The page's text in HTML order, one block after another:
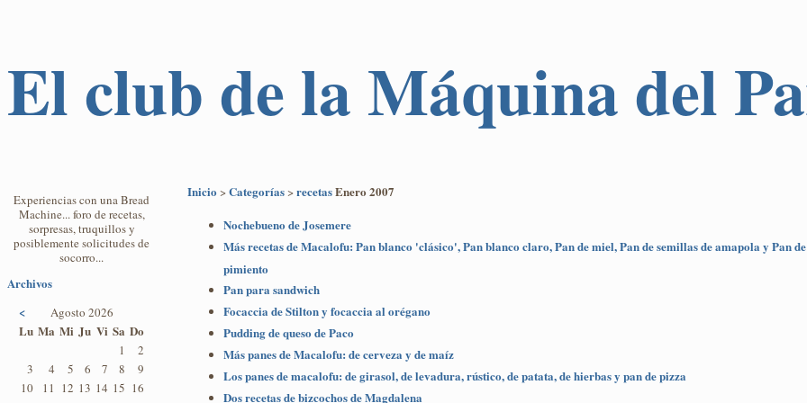
El club de la Máquina del
Experiencias con una Bread
Machine... foro de recetas,
sorpresas, truquillos y
posiblemente solicitudes de
socorro...
Archivos
<
Agosto 2026
Lu Ma Mi Ju Vi Sa Do
1
2
3
4 5 6 7 8
9
10
11 12 13 14 15 16
Inicio >Categorías>recetasEnero 2007
Nochebueno de Josemere
Más recetas de Macalofu: Pan blanco 'clásico', Pan blanco claro, Pan de miel, Pan de semillas de amapola y Pan de
pimiento
Pan para sandwich
Focaccia de Stilton y focaccia al orégano
Pudding de queso de Paco
Más panes de Macalofu: de cerveza y de maíz
Los panes de macalofu: de girasol, de levadura, rústico, de patata, de hierbas y pan de pizza
Dos recetas de bizcochos de Magdalena